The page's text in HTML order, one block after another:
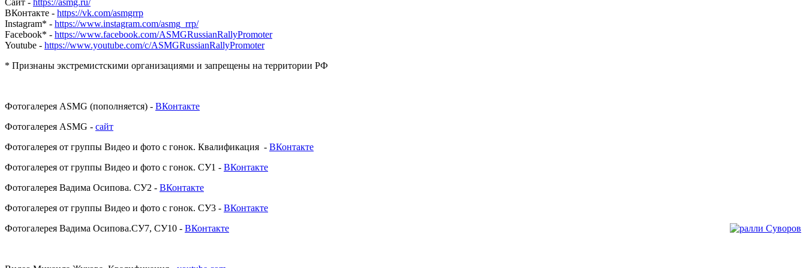
Сайт - https://asmg.ru/
ВКонтакте - https://vk.com/asmgrrp
Instagram* - https://www.instagram.com/asmg_rrp/
Facebook* - https://www.facebook.com/ASMGRussianRallyPromoter
Youtube - https://www.youtube.com/c/ASMGRussianRallyPromoter
* Признаны экстремистскими организациями и запрещены на территории РФ
Фотогалерея ASMG (пополняется) - ВКонтакте
Фотогалерея ASMG - сайт
Фотогалерея от группы Видео и фото с гонок. Квалификация - ВКонтакте
Фотогалерея от группы Видео и фото с гонок. СУ1 - ВКонтакте
Фотогалерея Вадима Осипова. СУ2 - ВКонтакте
Фотогалерея от группы Видео и фото с гонок. СУ3 - ВКонтакте
Фотогалерея Вадима Осипова.СУ7, СУ10 - ВКонтакте